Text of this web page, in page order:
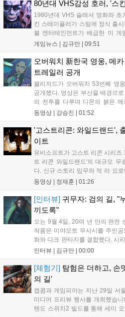
고 정령을 활용해 공동체를 성장
래픽이 특징이며, 부담 없이 즐길
모으고 있다....
80년대 VHS감성 호러, '스
1980년대 VHS 슬래셔 영화와
킨 스테이플러가 스팀에 정식 출
블 엔터테인먼트가 배급한 이
15,000원에 판매 중이다. 캐리언
통해 밀도 높은 공포를 선사한다....
게임뉴스 | 김규만 09:51
오버워치 新한국 영웅, 메
트레일러 공개
블리자드가 오버워치 53번째 영
공개했다. 영상은 부산을 배경으
의 전투를 다루며 디몬의 붉은
블리자드는 7일 게임플레이 영상
시할 예정이다. 향후 메카 부대와
다....
동영상 | 강승진 01:52
'고스트리콘: 와일드랜드',
이트
유비소프트가 고스트 리콘 시리
트 리콘 와일드랜드'의 대규모 무
다. 신규 스토리 임무와 적 라 요
Xbox Series X|S에서 4K 60FPS
리를 제공한다....
동영상 | 정재훈 01:26
[인터뷰] 귀무자: 검의 길, "
끼도록"
오는 9월 4일, 20여 년 만의 완전
작품은 미야모토 무사시를 주인
화와 다크 판타지를 결합했다. 시
계승하면서도, 현대적인 검극 액션
택에 따른 사무라이 액션을 구현
의 모션 캡처를 통해 리얼리티를
구성한 이번 신작은 기존 시리즈
한 손맛과 다크 판타지 분위기를
규 이용자 모두에게 새로운 재미
인터뷰 | 김규만 00:00
[체험기] 탐험은 더하고, 손
의 길'
캡콤과 게임피아는 지난 29일 서
미디어 프리뷰 행사를 개최했습
텐도 스위치2 빌드를 통해 세미